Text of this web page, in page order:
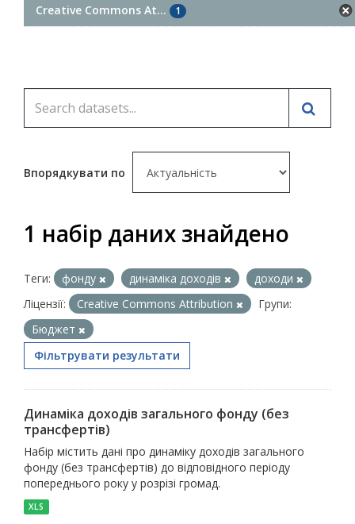
Creative Commons At... 1
Впорядкувати по
1 набір даних знайдено
Теги: фонду динаміка доходів
доходи
Ліцензії:
Creative Commons Attribution
Групи:
Бюджет
Фільтрувати результати
Динаміка доходів загального фонду (без
трансфертів)
Набір містить дані про динаміку доходів загального
фонду (без трансфертів) до відповідного періоду
попереднього року у розрізі громад.
XLS